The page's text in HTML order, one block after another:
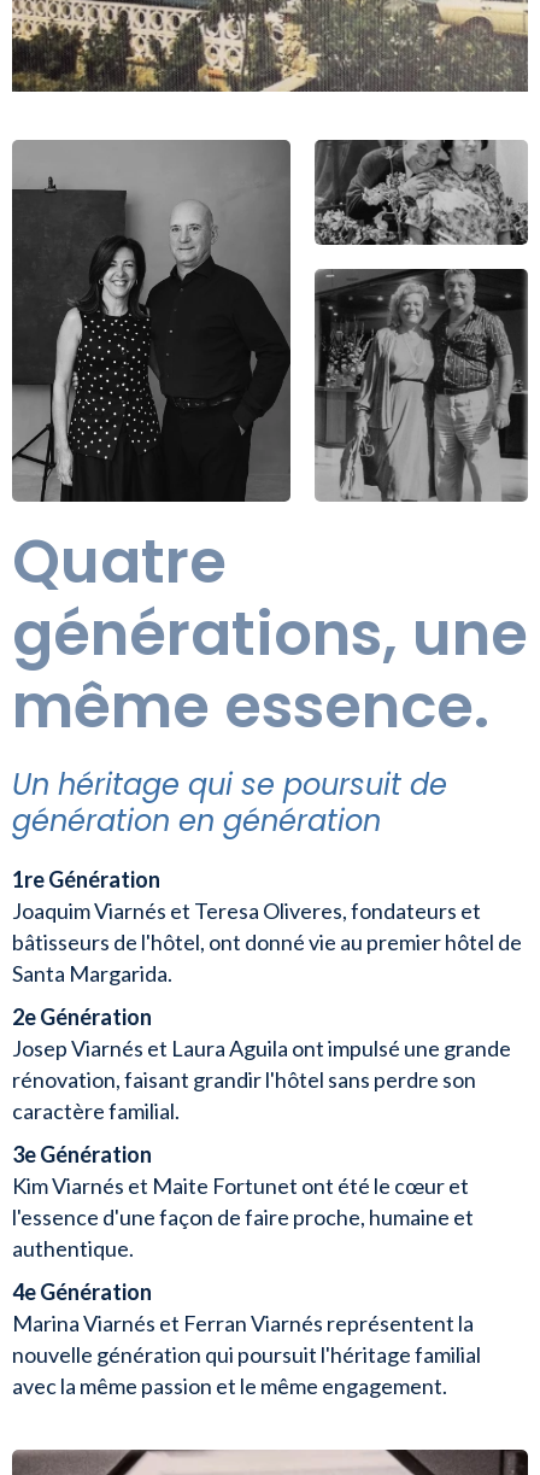
Quatre
générations, une
même essence.
Un héritage qui se poursuit de
génération en génération
1re Génération
Joaquim Viarnés et Teresa Oliveres, fondateurs et
bâtisseurs de l'hôtel, ont donné vie au premier hôtel de
Santa Margarida.
2e Génération
Josep Viarnés et Laura Aguila ont impulsé une grande
rénovation, faisant grandir l'hôtel sans perdre son
caractère familial.
3e Génération
Kim Viarnés et Maite Fortunet ont été le cœur et
l'essence d'une façon de faire proche, humaine et
authentique.
4e Génération
Marina Viarnés et Ferran Viarnés représentent la
nouvelle génération qui poursuit l'héritage familial
avec la même passion et le même engagement.